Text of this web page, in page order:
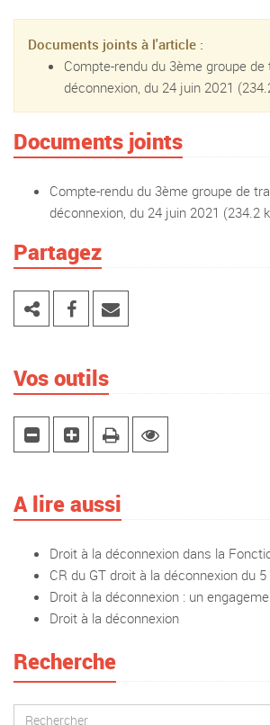
Documents joints à l'article :
Compte-rendu du 3ème groupe de
déconnexion, du 24 juin 2021
Documents joints
Compte-rendu du 3ème groupe de
déconnexion, du 24 juin 2021 (234.2
Partagez
Vos outils
A lire aussi
Droit à la déconnexion dans la
CR du GT droit à la déconnexion du 5
Droit à la déconnexion : un
Droit à la déconnexion
Recherche